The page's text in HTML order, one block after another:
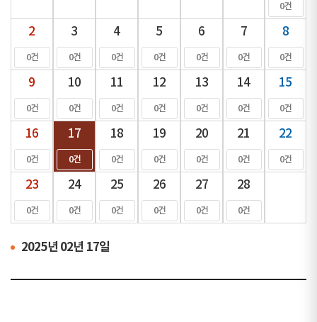
0건
2
0건
3
0건
4
0건
5
0건
6
0건
7
0건
8
0건
9
0건
10
0건
11
0건
12
0건
13
0건
14
0건
15
0건
16
0건
17
0건
18
0건
19
0건
20
0건
21
0건
22
0건
23
0건
24
0건
25
0건
26
0건
27
0건
28
0건
2025년 02년 17일